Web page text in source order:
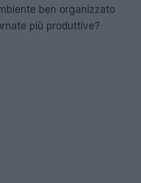
ben organizzato
più produttive?